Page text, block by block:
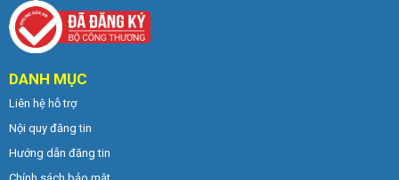
DANH MỤC
Liên hệ hỗ trợ
Nội quy đăng tin
Hướng dẫn đăng tin